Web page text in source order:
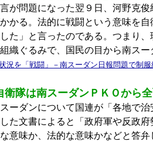
が問題になった翌９日、河野克
かる。法的に戦闘という意味を
た」と言ったのである。つまり
織ぐるみで、国民の目から南ス
況を「戦闘」－南スーダン日報問題で制服
隊は南スーダンＰＫＯから全
ーダンについて国連が「各地で
た文書によると「政府軍や反政
意味か、法的な意味かなどと答弁